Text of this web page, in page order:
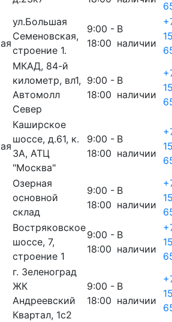
ул.Большая
Семеновская,
строение 1.
9:00 -
18:00
В
наличии
МКАД, 84-й
километр, вл1,
Автомолл
Север
9:00 -
18:00
В
наличии
Каширское
шоссе, д.61, к.
3А, АТЦ
"Москва"
9:00 -
18:00
В
наличии
Озерная
основной
склад
9:00 -
18:00
В
наличии
Востряковское
шоссе, 7,
строение 1
9:00 -
18:00
В
наличии
г. Зеленоград
ЖК
Андреевский
Квартал, 1с2
9:00 -
18:00
В
наличии